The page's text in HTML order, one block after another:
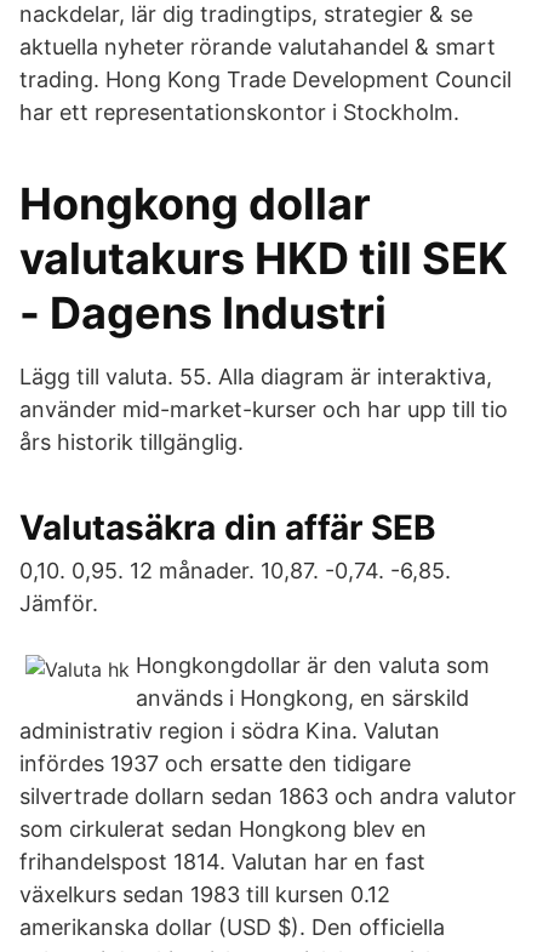
nackdelar, lär dig tradingtips, strategier & se
aktuella nyheter rörande valutahandel & smart
trading. Hong Kong Trade Development Council
har ett representationskontor i Stockholm.
Hongkong dollar
valutakurs HKD till SEK
- Dagens Industri
Lägg till valuta. 55. Alla diagram är interaktiva,
använder mid-market-kurser och har upp till tio
års historik tillgänglig.
Valutasäkra din affär SEB
0,10. 0,95. 12 månader. 10,87. -0,74. -6,85.
Jämför.
Hongkongdollar är den valuta som
används i Hongkong, en särskild
administrativ region i södra Kina. Valutan
infördes 1937 och ersatte den tidigare
silvertrade dollarn sedan 1863 och andra valutor
som cirkulerat sedan Hongkong blev en
frihandelspost 1814. Valutan har en fast
växelkurs sedan 1983 till kursen 0.12
amerikanska dollar (USD $). Den officiella